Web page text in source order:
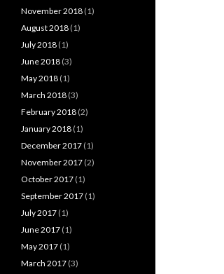
November 2018 (1)
August 2018 (1)
July 2018 (1)
June 2018 (3)
May 2018 (1)
March 2018 (3)
February 2018 (2)
January 2018 (1)
December 2017 (1)
November 2017 (2)
October 2017 (1)
September 2017 (1)
July 2017 (1)
June 2017 (1)
May 2017 (1)
March 2017 (3)